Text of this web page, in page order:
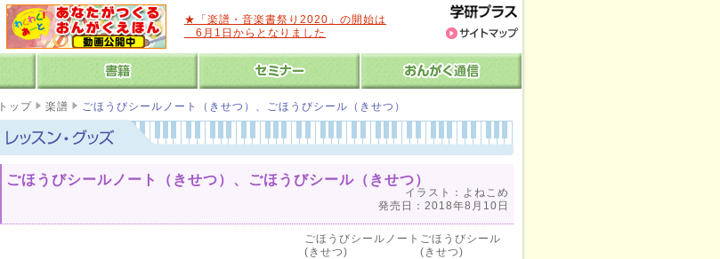
★「楽譜・音楽書祭り2020」の開始は
6月1日からとなりました
トップ 楽譜 ごほうびシールノート（きせつ）、ごほうびシール（きせつ）
ごほうびシールノート（きせつ）、ごほうびシール（きせつ）
イラスト：よねこめ
発売日：2018年8月10日
ごほうびシール
(きせつ)
ごほうびシールノート
(きせつ)